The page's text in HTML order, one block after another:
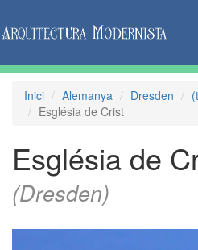
Inici Alemanya Dresden
Església de Crist
Església de
(Dresden)